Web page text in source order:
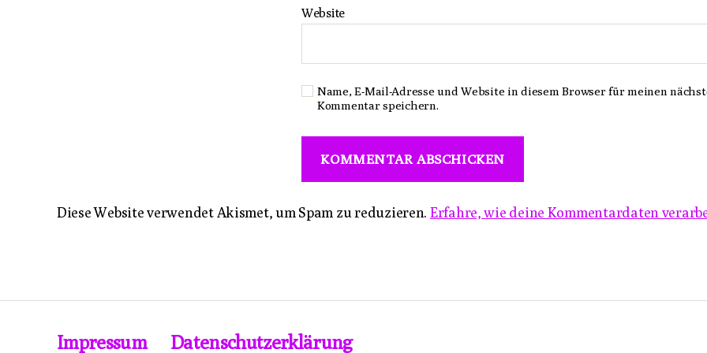
Website
Name, E-Mail-Adresse und Website in diesem Browser für meinen
Kommentar speichern.
Diese Website verwendet Akismet, um Spam zu reduzieren. Erfahre, wie deine Kommentardaten
Impressum Datenschutzerklärung